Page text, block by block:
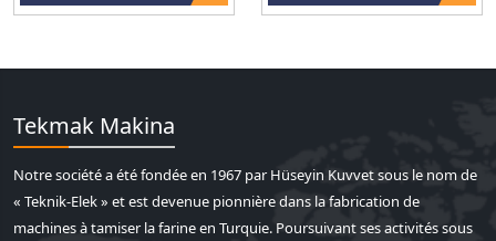
Tekmak Makina
Notre société a été fondée en 1967 par Hüseyin Kuvvet sous le nom de
« Teknik-Elek » et est devenue pionnière dans la fabrication de
machines à tamiser la farine en Turquie. Poursuivant ses activités sous